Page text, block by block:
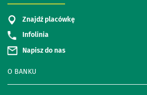
Znajdź placówkę
Infolinia
Napisz do nas
O BANKU